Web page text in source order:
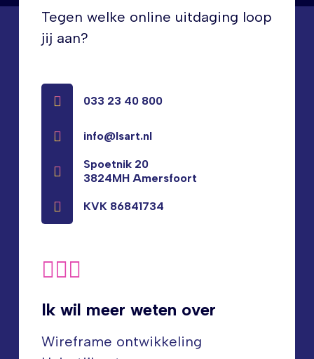
AV Supplier
Tegen welke online uitdaging loop
jij aan?
033 23 40 800
info@lsart.nl
Spoetnik 20
3824MH Amersfoort
KVK 86841734
Ik wil meer weten over
Wireframe ontwikkeling